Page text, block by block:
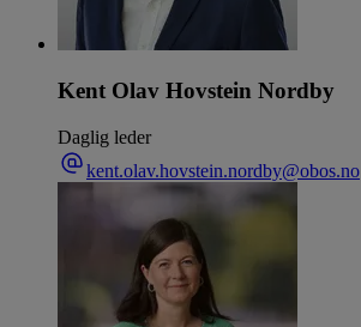
Kent Olav Hovstein Nordby
Daglig leder
kent.olav.hovstein.nordby@obos.no